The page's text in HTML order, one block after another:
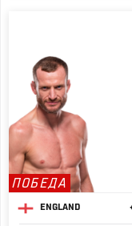
ПОБЕДА
ENGLAND